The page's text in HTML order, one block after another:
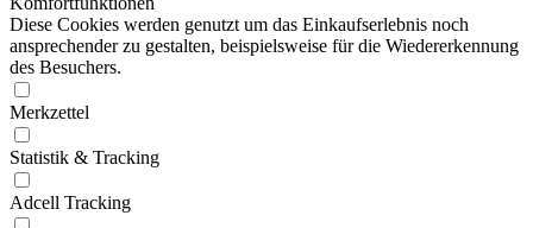
Diese Cookies werden genutzt um das Einkaufserlebnis noch
ansprechender zu gestalten, beispielsweise für die Wiedererkennung
des Besuchers.
Merkzettel
Statistik & Tracking
Adcell Tracking